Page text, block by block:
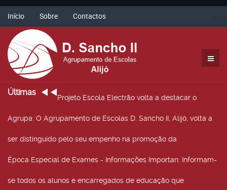
Início Sobre Contactos
Últimas
Projeto Escola Electrão volta a destacar o
Agrupa: O Agrupamento de Escolas D. Sancho II, Alijó, volta a
ser distinguido pelo seu empenho na promoção da
Época Especial de Exames - Informações Importan: Informam-
se todos os alunos e encarregados de educação que